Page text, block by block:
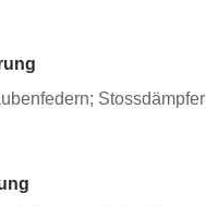
Stossdämpfer